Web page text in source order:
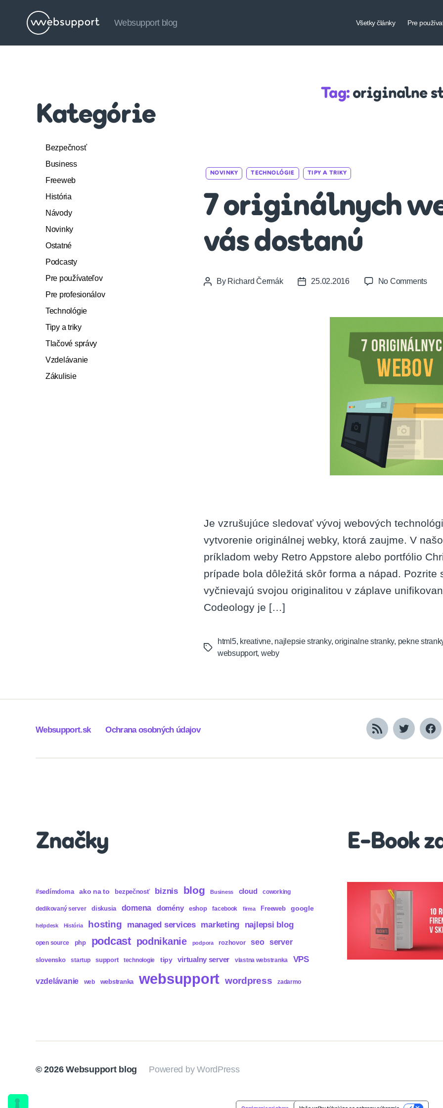
Websupport
Websupport blog Všetky články Pre
Kategórie
Bezpečnosť
Business
Freeweb
História
Návody
Novinky
Ostatné
Podcasty
Pre používateľov
Pre profesionálov
Technológie
Tipy a triky
Tlačové správy
Vzdelávanie
Zákulisie
Tag: originalne
NOVINKY TECHNOLÓGIE TIPY A TRIKY
7 originálnych
vás dostanú
PostBy Richard Čermák
Post25.02.2016 No Commentson
vás
Je vzrušujúce sledovať vývoj webových
vytvorenie originálnej webky, ktorá zaujme. V
príkladom weby Retro Appstore alebo portfólio
prípade bola dôležitá skôr forma a nápad. Pozrite
vyčnievajú svojou originalitou v záplave
Codeology je […]
Tags
html5, kreativne, najlepsie stranky,originalne stranky, pekne
websupport, weby
Websupport.sk Ochrana osobných údajov RSS Twitter
Značky
#sedímdoma ako na to bezpečnosť biznis blog Business cloud coworking
dedikovaný server diskusia domena domény eshop facebook firma Freeweb google
helpdesk História hosting managed services marketing najlepsi blog
open source php podcast podnikanie podpora rozhovor seo server
slovensko startup support technologie tipy virtualny server vlastna webstranka VPS
vzdelávanie web webstranka websupport wordpress zadarmo
E-Book
© 2026Websupport blog Powered by WordPress